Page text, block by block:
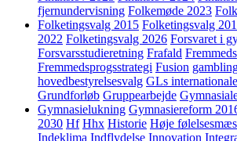
fjernundervisning Folkemøde 2023
Folketingsvalg 2015 Folketingsvalg
2022 Folketingsvalg 2026 Forsvaret i
Forsvarsstudieretning Frafald
Fremmedsprogsstrategi Fusion
hovedbestyrelsesvalg GLs
Grundforløb Gruppearbejde
Gymnasielukning Gymnasiereform
2030 Hf Hhx Historie Høje
Indeklima Indflydelse Innovation